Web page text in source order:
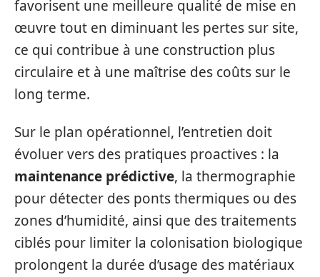
favorisent une meilleure qualité de mise en
œuvre tout en diminuant les pertes sur site,
ce qui contribue à une construction plus
circulaire et à une maîtrise des coûts sur le
long terme.
Sur le plan opérationnel, l’entretien doit
évoluer vers des pratiques proactives : la
maintenance prédictive, la thermographie
pour détecter des ponts thermiques ou des
zones d’humidité, ainsi que des traitements
ciblés pour limiter la colonisation biologique
prolongent la durée d’usage des matériaux